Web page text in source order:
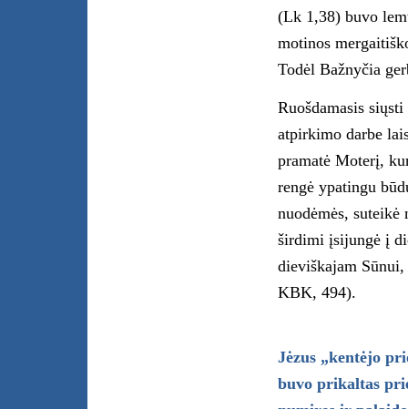
(Lk 1,38) buvo
motinos
Todėl Bažnyčia
Ruošdamasis
atpirkimo darbe
pramatė Moterį,
rengė ypatingu
nuodėmės,
širdimi įsijungė į
dieviškajam
KBK, 494).
Jėzus „kentėjo
buvo prikaltas